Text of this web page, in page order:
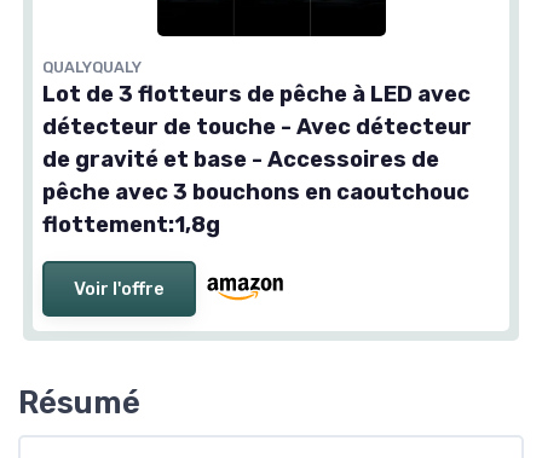
QUALYQUALY
Lot de 3 flotteurs de pêche à LED avec
détecteur de touche - Avec détecteur
de gravité et base - Accessoires de
pêche avec 3 bouchons en caoutchouc
flottement:1,8g
Voir l'offre
Résumé